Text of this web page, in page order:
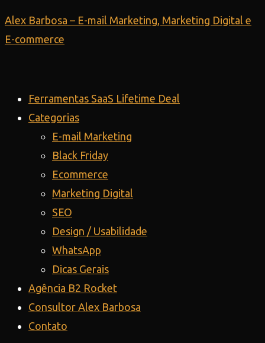
Ir
para
Alex Barbosa – E-mail Marketing, Marketing Digital e
E-commerce
Ferramentas SaaS Lifetime Deal
Categorias
E-mail Marketing
Black Friday
Ecommerce
Marketing Digital
SEO
Design / Usabilidade
WhatsApp
Dicas Gerais
Agência B2 Rocket
Consultor Alex Barbosa
Contato